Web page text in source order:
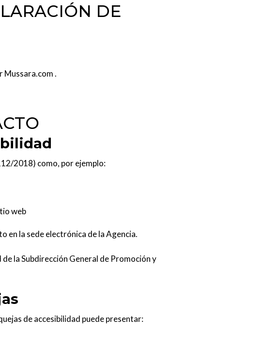
DE
Mussara.com .
2018) como, por ejemplo:
web
en la sede electrónica de la Agencia.
la Subdirección General de Promoción y
de accesibilidad puede presentar: